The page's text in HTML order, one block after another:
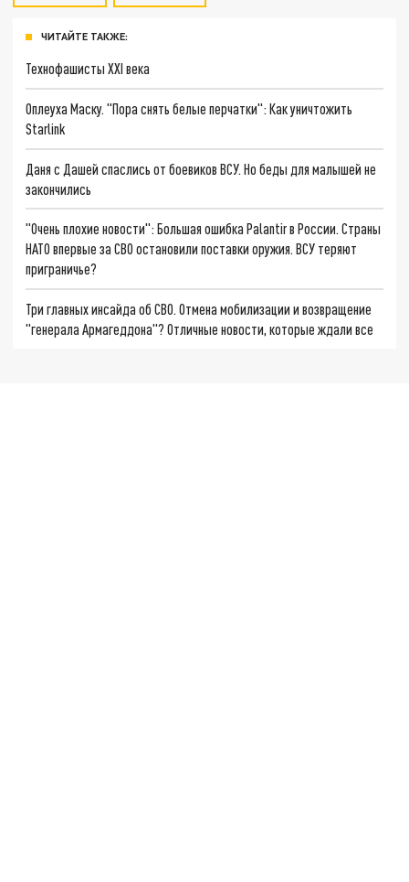
ЧИТАЙТЕ ТАКЖЕ:
Технофашисты XXI века
Оплеуха Маску. "Пора снять белые перчатки": Как уничтожить
Starlink
Даня с Дашей спаслись от боевиков ВСУ. Но беды для малышей не
закончились
"Очень плохие новости": Большая ошибка Palantir в России. Страны
НАТО впервые за СВО остановили поставки оружия. ВСУ теряют
приграничье?
Три главных инсайда об СВО. Отмена мобилизации и возвращение
"генерала Армагеддона"? Отличные новости, которые ждали все